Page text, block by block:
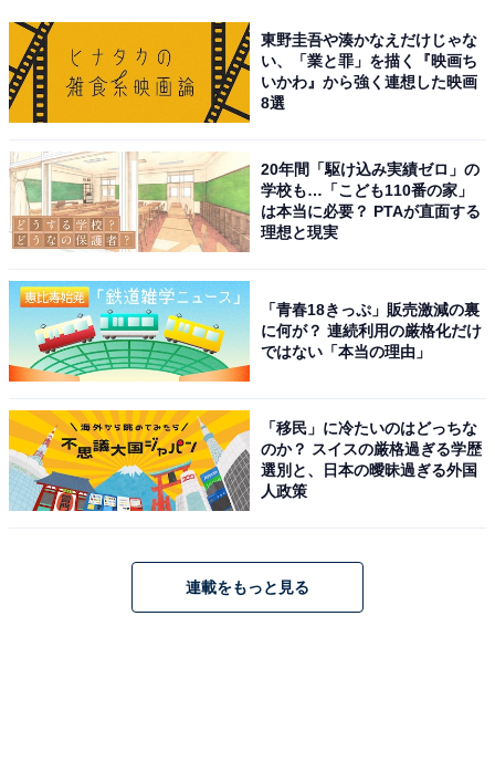
東野圭吾や湊かなえだけじゃな
い、「業と罪」を描く『映画ち
いかわ』から強く連想した映画
8選
20年間「駆け込み実績ゼロ」の
学校も…「こども110番の家」
は本当に必要？ PTAが直面する
理想と現実
「青春18きっぷ」販売激減の裏
に何が？ 連続利用の厳格化だけ
ではない「本当の理由」
「移民」に冷たいのはどっちな
のか？ スイスの厳格過ぎる学歴
選別と、日本の曖昧過ぎる外国
人政策
連載をもっと見る